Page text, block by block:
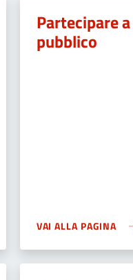
Partecipare
pubblico
VAI ALLA PAGINA